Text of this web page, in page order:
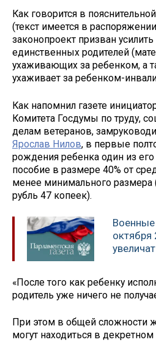
Как говорится в
(текст имеется в
законопроект призван
единственных родителей
ухаживающих за ребенком, а
ухаживает за ребенком-
Как напомнил газете
Комитета Госдумы по труду,
делам ветеранов,
Ярослав Нилов, в первые
рождения ребенка один из его
пособие в размере 40% от
менее минимального размера
рубль 47 копеек).
Военные
октября
«После того как ребенку
родитель уже ничего не
При этом в общей сложности
могут находиться в декретном